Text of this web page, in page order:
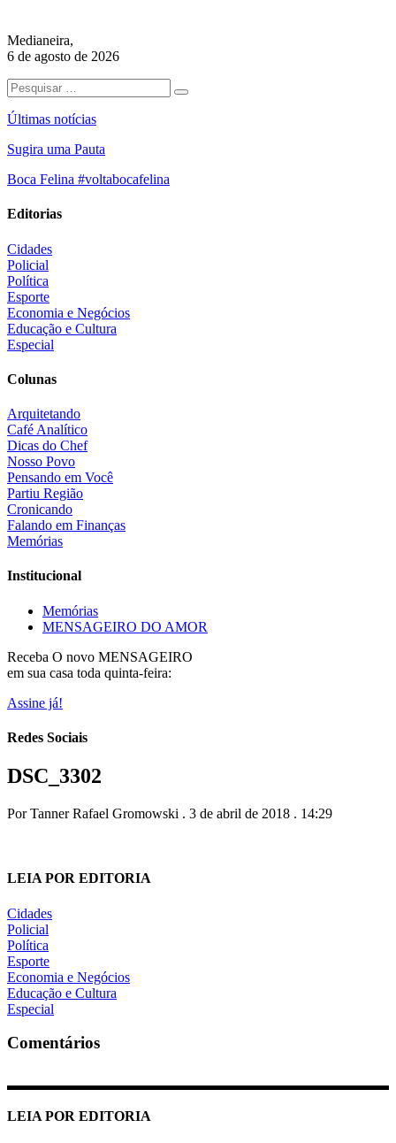
Medianeira,
6 de agosto de 2026
Últimas notícias
Sugira uma Pauta
Boca Felina #voltabocafelina
Editorias
Cidades
Policial
Política
Esporte
Economia e Negócios
Educação e Cultura
Especial
Colunas
Arquitetando
Café Analítico
Dicas do Chef
Nosso Povo
Pensando em Você
Partiu Região
Cronicando
Falando em Finanças
Memórias
Institucional
Memórias
MENSAGEIRO DO AMOR
Receba O novo MENSAGEIRO
em sua casa toda quinta-feira:
Assine já!
Redes Sociais
DSC_3302
Por Tanner Rafael Gromowski . 3 de abril de 2018 . 14:29
LEIA POR EDITORIA
Cidades
Policial
Política
Esporte
Economia e Negócios
Educação e Cultura
Especial
Comentários
LEIA POR EDITORIA